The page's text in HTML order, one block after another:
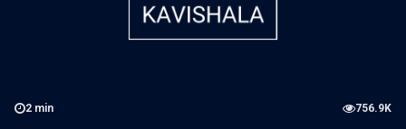
2 min 756.9K